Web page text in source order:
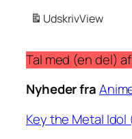
UdskrivView
Tal med (en del)
Nyheder fra
Key the Metal